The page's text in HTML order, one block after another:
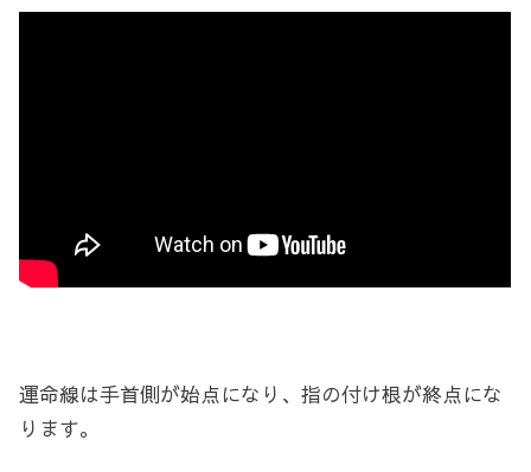
運命線は手首側が始点になり、指の付け根が終点にな
ります。